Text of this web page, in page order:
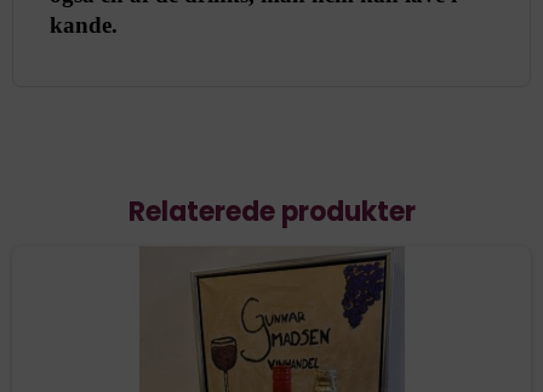
kande.
Relaterede produkter